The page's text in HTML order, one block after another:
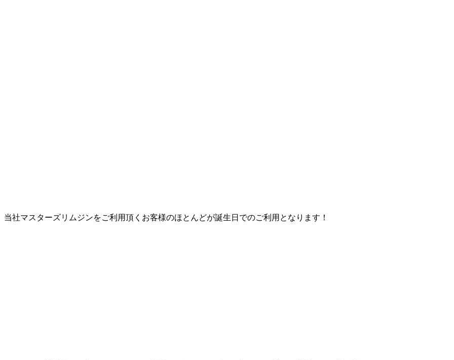
当社マスターズリムジンをご利用頂くお客様のほとんどが誕生日でのご利用となります！